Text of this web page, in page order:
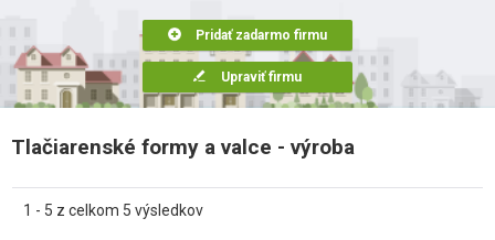
Pridať zadarmo firmu
Upraviť firmu
Tlačiarenské formy a valce - výroba
1 - 5 z celkom 5 výsledkov